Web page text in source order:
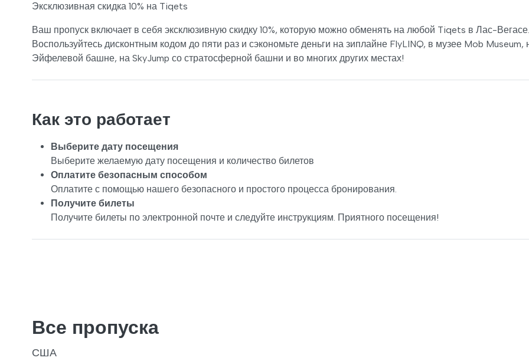
Эксклюзивная скидка 10% на Tiqets
Ваш пропуск включает в себя эксклюзивную скидку 10%, которую можно обменять на любой Tiqets в Лас-Вегасе.
Воспользуйтесь дисконтным кодом до пяти раз и сэкономьте деньги на зиплайне FlyLINQ, в музее Mob Museum,
Эйфелевой башне, на SkyJump со стратосферной башни и во многих других местах!
Как это работает
Выберите дату посещения
Выберите желаемую дату посещения и количество билетов
Оплатите безопасным способом
Оплатите с помощью нашего безопасного и простого процесса бронирования.
Получите билеты
Получите билеты по электронной почте и следуйте инструкциям. Приятного посещения!
Все пропуска
США